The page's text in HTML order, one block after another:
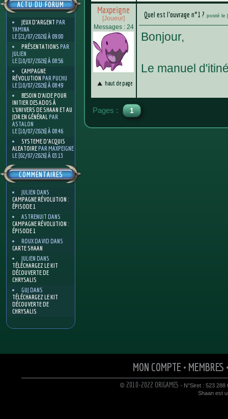
ACTU DU FORUM
JEUX D'ARGENT PAR
YAMINA
LE [21/07/2026] À 09:00
PRÉSENTATIONS PAR
JULIEN
LE [10/07/2026] À 08:56
CAMPAGNE
RÉVOLUTION PAR PUCHU
LE [10/07/2026] À 08:49
BESOIN D’AIDE POUR
INITIER DES ADOS À
L’UNIVERS DE SHAAN ET AU
JDR EN GÉNÉRALPAR
ASTALON
LE [10/07/2026] À 08:46
SYSTEME D'ACQUIS
ALEATOIREPAR MAXPEIGNE
LE [02/07/2026] À 03:13
COMMENTAIRES
JULIEN DANS
CAMPAGNE RÉVOLUTION :
ÉPISODE 1
ASTRENUIT DANS
CAMPAGNE RÉVOLUTION :
ÉPISODE 1
ROUX DAVID DANS
CARTE SHAAN
JULIEN DANS
TÉLÉCHARGEZ LE KIT
DÉCOUVERTE DE
CHRYSALIS
GUJ DANS
TÉLÉCHARGEZ LE KIT
DÉCOUVERTE DE
CHRYSALIS
Maxpeigne
[Joueur]
Messages : 24
haut de page
Quel est l'ouvrage n°1 ? posté le
Bonjour,
Le manuel
Pages : 1
MON COMPTE • MEMBRES
© 2010-2022 ORIGAMES - N°Siret : 523 288
Shaan est